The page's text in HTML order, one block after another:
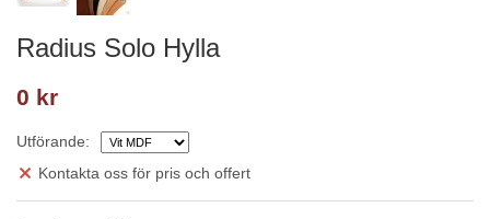
Radius Solo Hylla
0 kr
Utförande:
Kontakta oss för pris och offert